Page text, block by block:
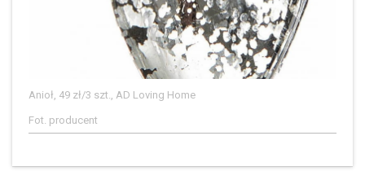
Anioł, 49 zł/3 szt., AD Loving Home
Fot. producent